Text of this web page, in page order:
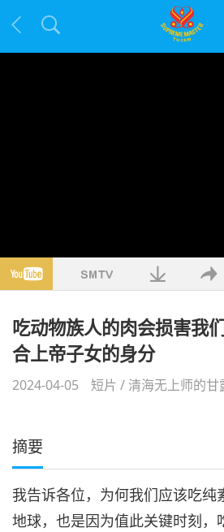
吃动物族人的肉会损害我
合上帝子女的身分
2024-04-05 短片 / 清海无上师的甘
摘要
我告诉各位，为何我们应该吃纯
地球，也是因为值此关键时刻，